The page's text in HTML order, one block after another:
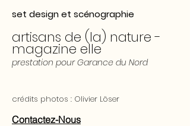
set design et scénographie
artisans de (la) nature -
magazine elle
prestation pourGarance du Nord
crédits photos : Olivier Löser
Contactez-Nous